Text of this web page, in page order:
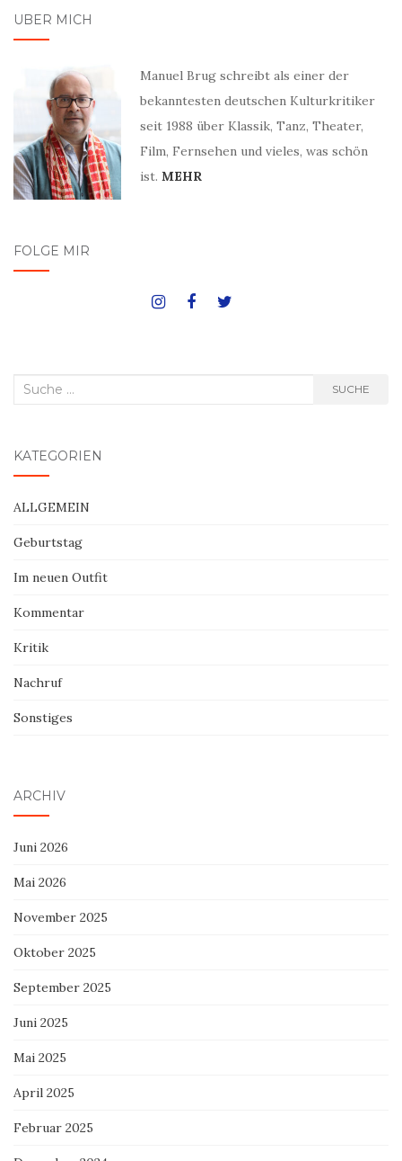
ÜBER MICH
Manuel Brug schreibt als einer der
bekanntesten deutschen Kulturkritiker
seit 1988 über Klassik, Tanz, Theater,
Film, Fernsehen und vieles, was schön
ist. MEHR
FOLGE MIR
Suche
SUCHE
KATEGORIEN
ALLGEMEIN
Geburtstag
Im neuen Outfit
Kommentar
Kritik
Nachruf
Sonstiges
ARCHIV
Juni 2026
Mai 2026
November 2025
Oktober 2025
September 2025
Juni 2025
Mai 2025
April 2025
Februar 2025